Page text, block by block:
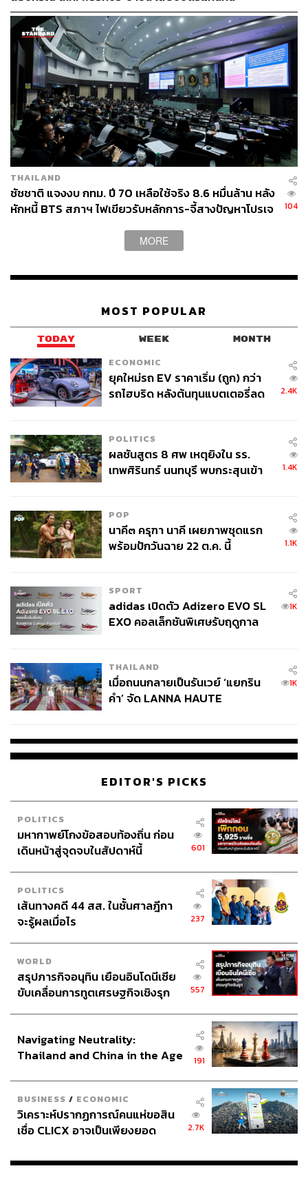
TAGS: นโยบาย เลือกตั้ง 2569
อภิสิทธิ์ เวชชาชีวะ
กรุงเทพมหานคร
พรรคประชาธิปัตย์
สกลธี ภัททิยกุล
ทุ่งครุ
74
THE STANDARD TEAM
THAILAND
ชัชชาติ แจงงบ กทม. ปี 70 เหลือใช้จริง 8.6 หมื่นล้าน หลัง
หักหนี้ BTS สภาฯ ไฟเขียวรับหลักการ-จี้สางปัญหาโปรเจ
104
MORE
MOST POPULAR
TODAY WEEK MONTH
ECONOMIC
ยุคใหม่รถ EV ราคาเริ่ม (ถูก) กว่า
รถไฮบริด หลังต้นทุนแบตเตอรี่ลด
2.4K
POLITICS
ผลชันสูตร 8 ศพ เหตุยิงใน รร.
เทพศิรินทร์ นนทบุรี พบกระสุนเข้า
1.4K
POP
นาคี๓ ครุฑา นาคี เผยภาพชุดแรก
พร้อมปักวันฉาย 22 ต.ค. นี้
1.1K
SPORT
adidas เปิดตัว Adizero EVO SL
EXO คอลเล็กชันพิเศษรับฤดูกาล
1K
THAILAND
เมื่อถนนกลายเป็นรันเวย์ ‘แยกริน
คำ’ จัด LANNA HAUTE
1K
EDITOR'S PICKS
POLITICS
มหากาพย์โกงข้อสอบท้องถิ่น ก่อน
เดินหน้าสู่จุดจบในสัปดาห์นี้
601
POLITICS
เส้นทางคดี 44 สส. ในชั้นศาลฎีกา
จะรู้ผลเมื่อไร
237
WORLD
สรุปภารกิจอนุทิน เยือนอินโดนีเซีย
ขับเคลื่อนการทูตเศรษฐกิจเชิงรุก
557
Navigating Neutrality:
Thailand and China in the Age
191
BUSINESS / ECONOMIC
วิเคราะห์ปรากฏการณ์คนแห่ขอสิน
เชื่อ CLICX อาจเป็นเพียงยอด
เรือนไทยที่ถูกซุกไว้
2.7K